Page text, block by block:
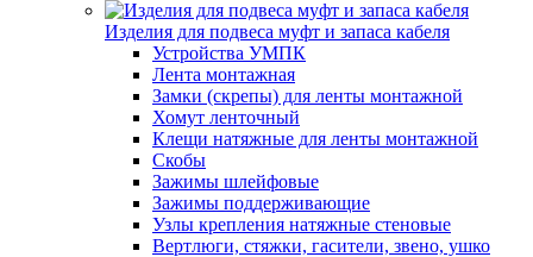
Изделия для подвеса муфт и запаса кабеля
Устройства УМПК
Лента монтажная
Замки (скрепы) для ленты монтажной
Хомут ленточный
Клещи натяжные для ленты монтажной
Скобы
Зажимы шлейфовые
Зажимы поддерживающие
Узлы крепления натяжные стеновые
Вертлюги, стяжки, гасители, звено, ушко